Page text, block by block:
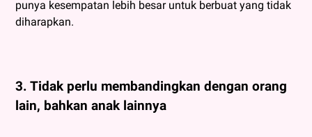
punya kesempatan lebih besar untuk berbuat yang tidak
diharapkan.
3. Tidak perlu membandingkan dengan orang
lain, bahkan anak lainnya